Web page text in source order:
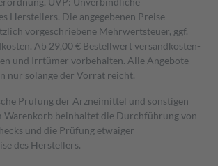
Herstellers. Die angegebenen Preise
vorgeschriebene Mehrwertsteuer, ggf.
Ab 29,00 € Bestell­wert versand­kosten­
und Irrtümer vorbehalten. Alle Angebote
nur solange der Vorrat reicht.
Prüfung der Arzneimittel und sonstigen
Warenkorb beinhaltet die Durchführung von
und die Prüfung etwaiger
des Herstellers.